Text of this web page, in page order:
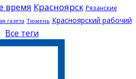
время Красноярск Рязанские
газета Тюмень Красноярский рабочий
Все теги